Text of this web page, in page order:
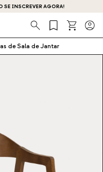
SE INSCREVER AGORA!
Procura
de Sala de Jantar